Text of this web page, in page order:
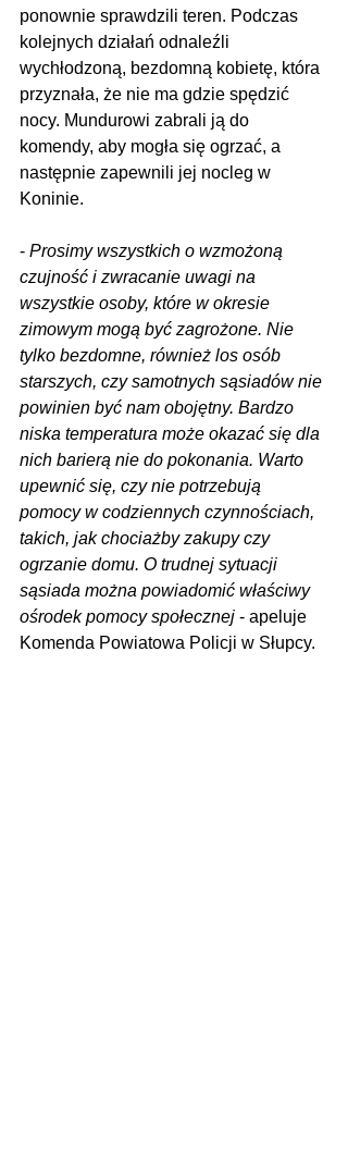
ponownie sprawdzili teren. Podczas
kolejnych działań odnaleźli
wychłodzoną, bezdomną kobietę, która
przyznała, że nie ma gdzie spędzić
nocy. Mundurowi zabrali ją do
komendy, aby mogła się ogrzać, a
następnie zapewnili jej nocleg w
Koninie.
- Prosimy wszystkich o wzmożoną
czujność i zwracanie uwagi na
wszystkie osoby, które w okresie
zimowym mogą być zagrożone. Nie
tylko bezdomne, również los osób
starszych, czy samotnych sąsiadów nie
powinien być nam obojętny. Bardzo
niska temperatura może okazać się dla
nich barierą nie do pokonania. Warto
upewnić się, czy nie potrzebują
pomocy w codziennych czynnościach,
takich, jak chociażby zakupy czy
ogrzanie domu. O trudnej sytuacji
sąsiada można powiadomić właściwy
ośrodek pomocy społecznej - apeluje
Komenda Powiatowa Policji w Słupcy.